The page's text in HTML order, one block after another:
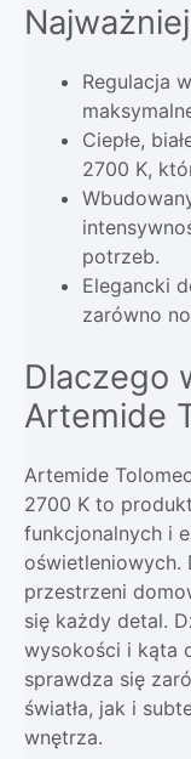
Regulacja
Ciepłe,
2700 K,
potrzeb.
Elegancki
zarówno
Dlaczego
Artemide
Artemide
2700 K to
funkcjonalnych i
oświetleniowych.
przestrzeni
się każdy detal.
wysokości i kąta
sprawdza się
światła, jak i
wnętrza.